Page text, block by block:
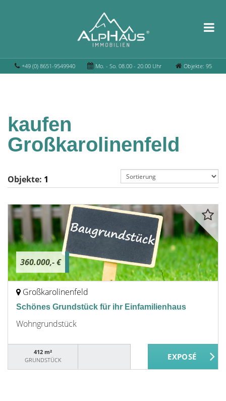
+49 (0) 8651-9549940 Mo. - So. 08.00 - 20.00 Uhr Objekte: 95
kaufen
Großkarolinenfeld
Objekte: 1
360.000,- €
Großkarolinenfeld
Schönes Grundstück für ihr Einfamilienhaus
Wohngrundstück
412 m²
GRUNDSTÜCK